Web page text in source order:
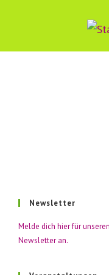
Newsletter
Melde dich hier für
Newsletter an.